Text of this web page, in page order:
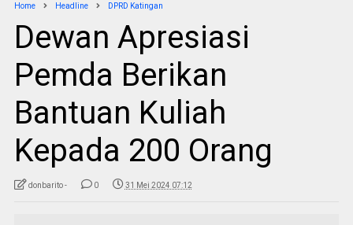
Home Headline DPRD Katingan
Dewan Apresiasi
Pemda Berikan
Bantuan Kuliah
Kepada 200 Orang
donbarito - 0 31 Mei 2024 07:12